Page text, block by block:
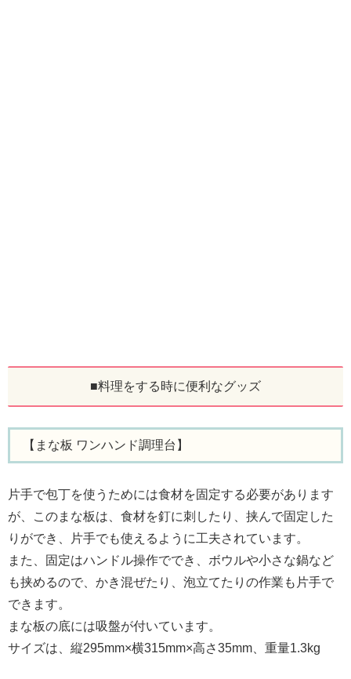
■料理をする時に便利なグッズ
【まな板 ワンハンド調理台】
片手で包丁を使うためには食材を固定する必要があります
が、このまな板は、食材を釘に刺したり、挟んで固定した
りができ、片手でも使えるように工夫されています。
また、固定はハンドル操作ででき、ボウルや小さな鍋など
も挟めるので、かき混ぜたり、泡立てたりの作業も片手で
できます。
まな板の底には吸盤が付いています。
サイズは、縦295mm×横315mm×高さ35mm、重量1.3kg